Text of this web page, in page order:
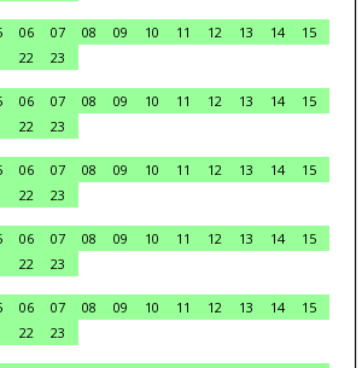
06 07 08 09 10 11 12 13 14
15
22
23
06 07 08 09 10 11 12 13 14
15
22
23
06 07 08 09 10 11 12 13 14
15
22
23
06 07 08 09 10 11 12 13 14
15
22
23
06 07 08 09 10 11 12 13 14
15
22
23